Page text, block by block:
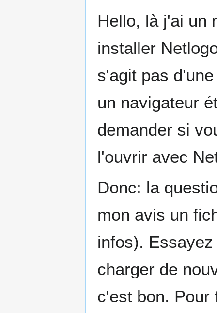
Hello, là j'ai un
installer
s'agit pas
un navigateur
demander si
l'ouvrir avec
Donc: la
mon avis un
infos).
charger de
c'est bon. Pour